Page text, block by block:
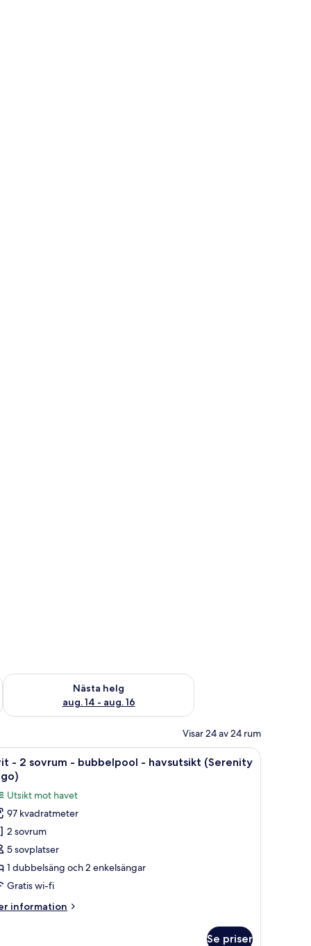
aug. 7 - aug. 9
Nästa helg
aug. 14 - aug. 16
Kontrollera tillgängligheten för nästa helg aug. 14 - aug. 16
Visar 24 av 24 rum
och en matplats. 1 sovrum och sängtillbehör av högsta kvalitet
23 - 2 sovrum - bubbelpool - havsutsikt (Serenity
Utsikt mot havet
97 kvadratmeter
2 sovrum
5 sovplatser
1 dubbelsäng och 2 enkelsängar
Gratis wi-fi
information
Se priser